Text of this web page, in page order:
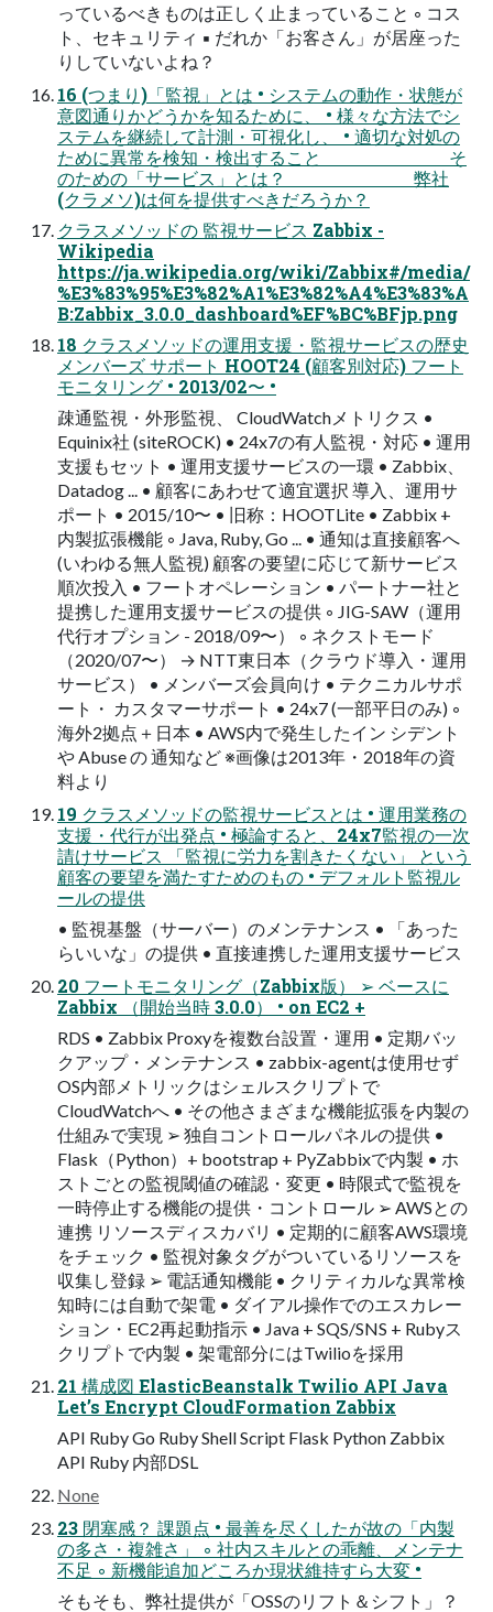
っているべきものは正しく止まっていること ◦ コス
ト、セキュリティ ▪ だれか「お客さん」が居座った
りしていないよね？
16 (つまり)「監視」とは • システムの動作・状態が
意図通りかどうかを知るために、 • 様々な方法でシ
ステムを継続して計測・可視化し、 • 適切な対処の
ために異常を検知・検出すること そ
のための「サービス」とは？ 弊社
(クラメソ)は何を提供すべきだろうか？
クラスメソッドの 監視サービス Zabbix -
Wikipedia
https://ja.wikipedia.org/wiki/Zabbix#/media/
%E3%83%95%E3%82%A1%E3%82%A4%E3%83%A
B:Zabbix_3.0.0_dashboard%EF%BC%BFjp.png
18 クラスメソッドの運用支援・監視サービスの歴史
メンバーズ サポート HOOT24 (顧客別対応) フート
モニタリング • 2013/02〜 •
疎通監視・外形監視、 CloudWatchメトリクス •
Equinix社 (siteROCK) • 24x7の有人監視・対応 • 運用
支援もセット • 運用支援サービスの一環 • Zabbix、
Datadog ... • 顧客にあわせて適宜選択 導入、運用サ
ポート • 2015/10〜 • 旧称：HOOTLite • Zabbix +
内製拡張機能 ◦ Java, Ruby, Go ... • 通知は直接顧客へ
(いわゆる無人監視) 顧客の要望に応じて新サービス
順次投入 • フートオペレーション • パートナー社と
提携した運用支援サービスの提供 ◦ JIG-SAW（運用
代行オプション - 2018/09〜） ◦ ネクストモード
（2020/07〜） → NTT東日本（クラウド導入・運用
サービス） • メンバーズ会員向け • テクニカルサポ
ート・ カスタマーサポート • 24x7 (一部平日のみ) ◦
海外2拠点＋日本 • AWS内で発生したイン シデント
や Abuse の 通知など ※画像は2013年・2018年の資
料より
19 クラスメソッドの監視サービスとは • 運用業務の
支援・代行が出発点 • 極論すると、24x7監視の一次
請けサービス 「監視に労力を割きたくない」 という
顧客の要望を満たすためのもの • デフォルト監視ル
ールの提供
• 監視基盤（サーバー）のメンテナンス • 「あった
らいいな」の提供 • 直接連携した運用支援サービス
20 フートモニタリング（Zabbix版） ➢ ベースに
Zabbix （開始当時 3.0.0） • on EC2 +
RDS • Zabbix Proxyを複数台設置・運用 • 定期バッ
クアップ・メンテナンス • zabbix-agentは使用せず
OS内部メトリックはシェルスクリプトで
CloudWatchへ • その他さまざまな機能拡張を内製の
仕組みで実現 ➢ 独自コントロールパネルの提供 •
Flask（Python）+ bootstrap + PyZabbixで内製 • ホ
ストごとの監視閾値の確認・変更 • 時限式で監視を
一時停止する機能の提供・コントロール ➢ AWSとの
連携 リソースディスカバリ • 定期的に顧客AWS環境
をチェック • 監視対象タグがついているリソースを
収集し登録 ➢ 電話通知機能 • クリティカルな異常検
知時には自動で架電 • ダイアル操作でのエスカレー
ション・EC2再起動指示 • Java + SQS/SNS + Rubyス
クリプトで内製 • 架電部分にはTwilioを採用
21 構成図 ElasticBeanstalk Twilio API Java
Let’s Encrypt CloudFormation Zabbix
API Ruby Go Ruby Shell Script Flask Python Zabbix
API Ruby 内部DSL
None
23 閉塞感？ 課題点 • 最善を尽くしたが故の「内製
の多さ・複雑さ」 ◦ 社内スキルとの乖離、メンテナ
不足 ◦ 新機能追加どころか現状維持すら大変 •
そもそも、弊社提供が「OSSのリフト＆シフト」？